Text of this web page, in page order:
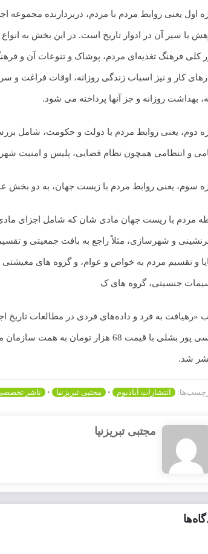
اول یعنی روابط مردم با مردم، دربردارنده مجموعه
یا سیر آن در ادوار تاریخ است. در این بخش به
کلی فرهنگ تغذیه‌ای مردم، پوشاک و تنوعات آن و
کار و نیز اسباب زندگی روزانه، اوقات فراغت و
بهداشت روزانه و جز آنها پرداخته می شود.
دوم، یعنی روابط مردم با دولت و حکومت، شامل
و انتظامی همچون نظام قضایی، پلیس و امنیت
سوم، یعنی روابط مردم با زیست جهان، به دو بخش
مردم با ریست جهان مادی شان که شامل اجزای
و شهرسازی، مثلاً راجع به بافت جمعیتی و
و تقسیم مردم به خواص و عوام، و گروه های معیشتی
جنسیتی، گروه های ک
«رهیافت به فرد و داده‌های فردی در مطالعات تاریخ
موسی پور بشلی با قیمت 68 هزار
شد.
انتشارات آبادبوم • مجتبی تبریزنیا • ناشر
مجتبی تبریزنیا